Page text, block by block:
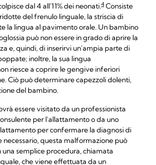
dal 4 all'11% dei neonati.4 Consiste
del frenulo linguale, la striscia di
la lingua al pavimento orale. Un bambino
può non essere in grado di aprire la
e, quindi, di inserirvi un'ampia parte di
inoltre, la sua lingua
riesce a coprire le gengive inferiori
Ciò può determinare capezzoli dolenti,
del bambino.
essere visitato da un professionista
per l'allattamento o da uno
per confermare la diagnosi di
necessario, questa malformazione può
una semplice procedura, chiamata
che viene effettuata da un